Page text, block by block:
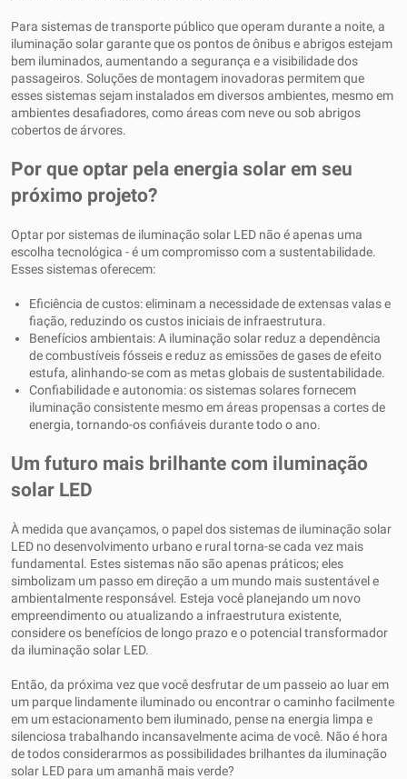
Para sistemas de transporte público que operam durante a noite, a
iluminação solar garante que os pontos de ônibus e abrigos estejam
bem iluminados, aumentando a segurança e a visibilidade dos
passageiros. Soluções de montagem inovadoras permitem que
esses sistemas sejam instalados em diversos ambientes, mesmo em
ambientes desafiadores, como áreas com neve ou sob abrigos
cobertos de árvores.
Por que optar pela energia solar em seu
próximo projeto?
Optar por sistemas de iluminação solar LED não é apenas uma
escolha tecnológica - é um compromisso com a sustentabilidade.
Esses sistemas oferecem:
Eficiência de custos: eliminam a necessidade de extensas valas e
fiação, reduzindo os custos iniciais de infraestrutura.
Benefícios ambientais: A iluminação solar reduz a dependência
de combustíveis fósseis e reduz as emissões de gases de efeito
estufa, alinhando-se com as metas globais de sustentabilidade.
Confiabilidade e autonomia: os sistemas solares fornecem
iluminação consistente mesmo em áreas propensas a cortes de
energia, tornando-os confiáveis ​​durante todo o ano.
Um futuro mais brilhante com iluminação
solar LED
À medida que avançamos, o papel dos sistemas de iluminação solar
LED no desenvolvimento urbano e rural torna-se cada vez mais
fundamental. Estes sistemas não são apenas práticos; eles
simbolizam um passo em direção a um mundo mais sustentável e
ambientalmente responsável. Esteja você planejando um novo
empreendimento ou atualizando a infraestrutura existente,
considere os benefícios de longo prazo e o potencial transformador
da iluminação solar LED.
Então, da próxima vez que você desfrutar de um passeio ao luar em
um parque lindamente iluminado ou encontrar o caminho facilmente
em um estacionamento bem iluminado, pense na energia limpa e
silenciosa trabalhando incansavelmente acima de você. Não é hora
de todos considerarmos as possibilidades brilhantes da iluminação
solar LED para um amanhã mais verde?